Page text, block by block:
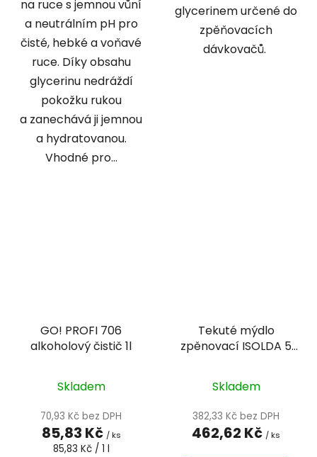
na ruce s jemnou vůní
a neutrálním pH pro
čisté, hebké a voňavé
ruce. Díky obsahu
glycerinu nedráždí
pokožku rukou
a zanechává ji jemnou
a hydratovanou.
Vhodné pro...
glycerinem určené do
zpěňovacích
dávkovačů.
GO! PROFI 706
alkoholový čistič 1l
Skladem
70,93 Kč bez DPH
85,83 Kč / ks
Měrná
85,83 Kč / 1 l
Tekuté mýdlo
zpěnovací ISOLDA 5
Skladem
382,33 Kč bez DPH
462,62 Kč / ks